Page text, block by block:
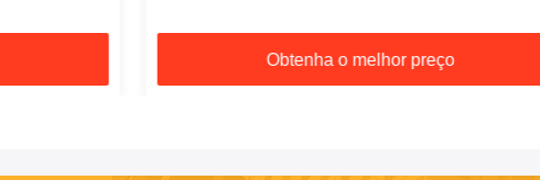
Obtenha o melhor preço